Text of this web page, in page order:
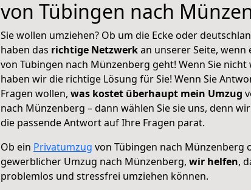
von Tübingen nach
Sie wollen umziehen? Ob um die Ecke oder
haben das richtige Netzwerkan unserer Seite, wenn
von Tübingen nach Münzenberg geht! Wenn Sie nicht
haben wir die richtige Lösung für Sie! Wenn Sie
Fragen wollen, was kostet überhaupt mein Umzug
nach Münzenberg – dann wählen Sie sie uns, denn
die passende Antwort auf Ihre Fragen parat.
Ob ein Privatumzug von Tübingen nach Münzenberg
gewerblicher Umzug nach Münzenberg, wir helfen,
problemlos und stressfrei umziehen können.